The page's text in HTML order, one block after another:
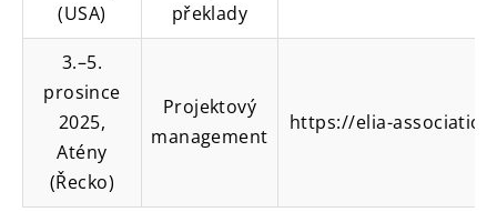
(USA)
překlady
3.–5.
prosince
2025,
Atény
(Řecko)
Projektový
management
https://elia-